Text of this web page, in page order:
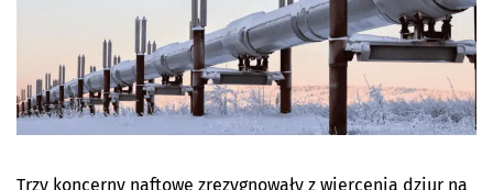
Trzy koncerny naftowe zrezygnowały z wiercenia dziur na